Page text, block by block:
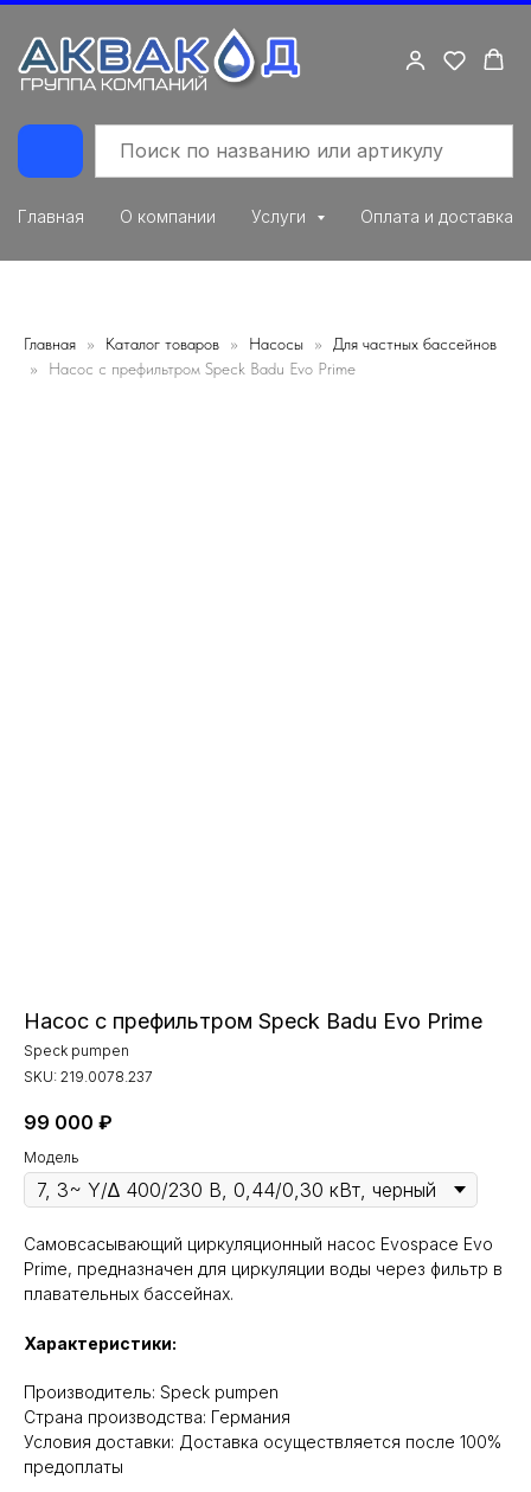
Главная О компании Услуги Оплата и доставка
Главная Каталог товаров Насосы
Для частных бассейнов
Насос с префильтром Speck Badu Evo Prime
Насос с префильтром Speck Badu Evo Prime
Speck pumpen
SKU: 219.0078.237
99 000 ₽
Модель
Самовсасывающий циркуляционный насос Evospace Evo
Prime, предназначен для циркуляции воды через фильтр в
плавательных бассейнах.
Характеристики:
Производитель: Speck pumpen
Cтрана производства: Германия
Условия доставки: Доставка осуществляется после 100%
предоплаты